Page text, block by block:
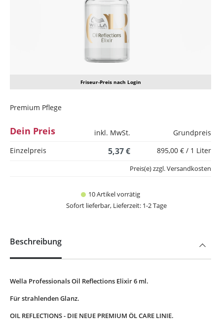
Friseur-Preis nach Login
Premium Pflege
Dein Preis inkl. MwSt.
Grundpreis
Einzelpreis
5,37 € 895,00 € / 1 Liter
10 Artikel vorrätig
Sofort lieferbar, Lieferzeit: 1-2 Tage
Preis(e) zzgl. Versandkosten
Beschreibung
Wella Professionals Oil Reflections Elixir 6 ml.
Für strahlenden Glanz.
OIL REFLECTIONS - DIE NEUE PREMIUM ÖL CARE LINIE.